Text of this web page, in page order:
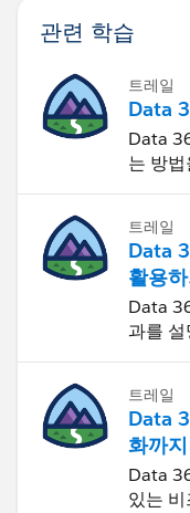
관련 학습
트레일
Data
Data
는 방
트레일
Data
활용
Data
과를
트레일
Data
화까
Data
있는